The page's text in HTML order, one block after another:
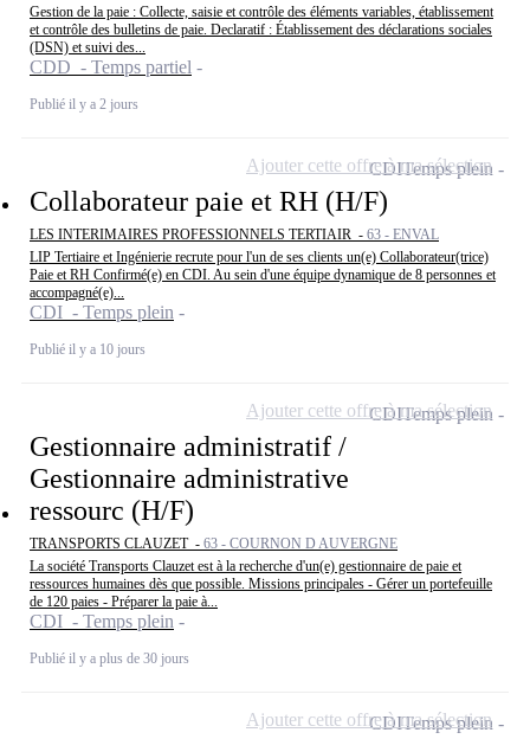
Gestion de la paie : Collecte, saisie et contrôle des éléments variables, établissement
et contrôle des bulletins de paie. Declaratif : Établissement des déclarations sociales
(DSN) et suivi des...
CDD - Temps partiel
Publié il y a 2 jours
Collaborateur paie et RH (H/F)
LES INTERIMAIRES PROFESSIONNELS TERTIAIR - 63 - ENVAL
LIP Tertiaire et Ingénierie recrute pour l'un de ses clients un(e) Collaborateur(trice)
Paie et RH Confirmé(e) en CDI. Au sein d'une équipe dynamique de 8 personnes et
accompagné(e)...
CDI - Temps plein
Publié il y a 10 jours
CDITemps plein
Ajouter cette offre à ma sélection
Gestionnaire administratif /
Gestionnaire administrative
ressourc (H/F)
TRANSPORTS CLAUZET - 63 - COURNON D AUVERGNE
La société Transports Clauzet est à la recherche d'un(e) gestionnaire de paie et
ressources humaines dès que possible. Missions principales - Gérer un portefeuille
de 120 paies - Préparer la paie à...
CDI - Temps plein
Publié il y a plus de 30 jours
CDITemps plein
Ajouter cette offre à ma sélection
CDITemps plein
Ajouter cette offre à ma sélection